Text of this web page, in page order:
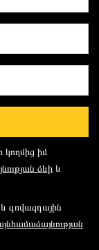
իմ
ձևի և
գովազդային